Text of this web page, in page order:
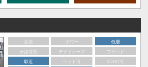
新築 タワー
低層
分譲賃貸
デザイナーズ
ブランド
駅近
ペット可
SOHO可